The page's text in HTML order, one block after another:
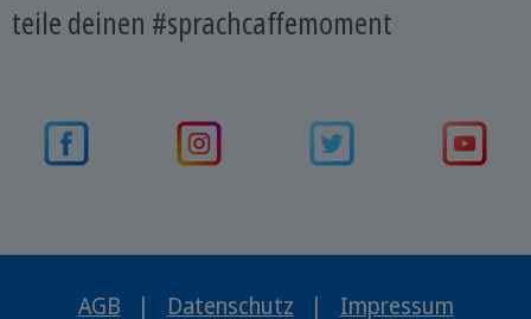
teile deinen #sprachcaffemoment
AGB | Datenschutz | Impressum